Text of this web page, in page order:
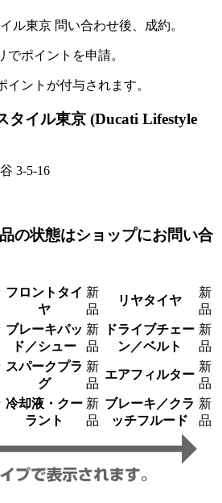
ル東京 問い合わせ後、成約。
でポイントを申請。
イントが付与されます。
タイル東京 (Ducati Lifestyle
3-5-16
の状態はショップにお問い合
フロントタイ
ヤ
新
品
リヤタイヤ
新
品
ブレーキパッ
ド／シュー
新
品
ドライブチェー
ン／ベルト
新
品
スパークプラ
グ
新
品
エアフィルター
新
品
冷却液・クー
ラント
新
品
ブレーキ／クラ
ッチフルード
新
品